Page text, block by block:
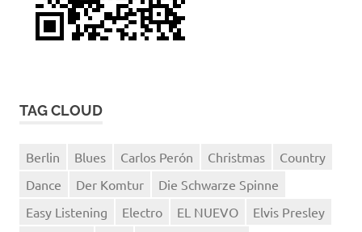
TAG CLOUD
Berlin Blues Carlos Perón Christmas
Country
Dance
Der Komtur
Die Schwarze Spinne
Easy Listening
Electro EL NUEVO
Elvis Presley